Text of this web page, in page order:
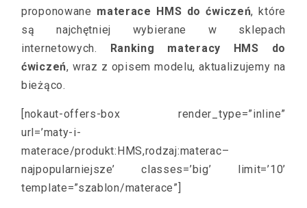
proponowane materace HMS do ćwiczeń, które
są najchętniej wybierane w sklepach
internetowych. Ranking materacy HMS do
ćwiczeń, wraz z opisem modelu, aktualizujemy na
bieżąco.
[nokaut-offers-box render_type=”inline”
url=’maty-i-
materace/produkt:HMS,rodzaj:materac–
najpopularniejsze’ classes=’big’ limit=’10’
template=”szablon/materace”]